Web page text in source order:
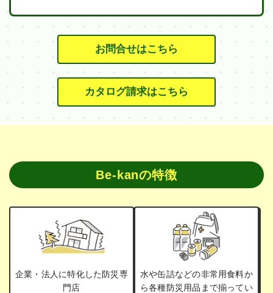
お問合せはこちら
カタログ請求はこちら
Be-kanの特徴
企業・法人に特化した防災専
門店
水や缶詰などの非常用食料か
ら各種防災用品まで揃ってい